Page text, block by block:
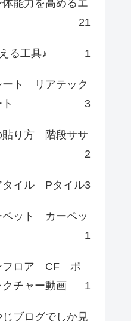
能力を高めるエ
21
る工具♪ 1
ート リアテック
3
貼り方 階段ササ
2
タイル Pタイル3
ペット カーペッ
1
フロア CF ポ
チャー動画
1
じブログでしか見